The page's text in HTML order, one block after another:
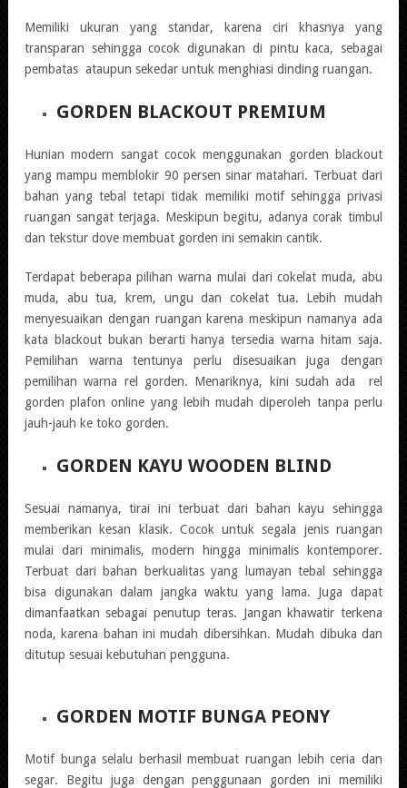
Memiliki ukuran yang standar, karena ciri khasnya yang
transparan sehingga cocok digunakan di pintu kaca, sebagai
pembatas ataupun sekedar untuk menghiasi dinding ruangan.
GORDEN BLACKOUT PREMIUM
Hunian modern sangat cocok menggunakan gorden blackout
yang mampu memblokir 90 persen sinar matahari. Terbuat dari
bahan yang tebal tetapi tidak memiliki motif sehingga privasi
ruangan sangat terjaga. Meskipun begitu, adanya corak timbul
dan tekstur dove membuat gorden ini semakin cantik.
Terdapat beberapa pilihan warna mulai dari cokelat muda, abu
muda, abu tua, krem, ungu dan cokelat tua. Lebih mudah
menyesuaikan dengan ruangan karena meskipun namanya ada
kata blackout bukan berarti hanya tersedia warna hitam saja.
Pemilihan warna tentunya perlu disesuaikan juga dengan
pemilihan warna rel gorden. Menariknya, kini sudah ada rel
gorden plafon online yang lebih mudah diperoleh tanpa perlu
jauh-jauh ke toko gorden.
GORDEN KAYU WOODEN BLIND
Sesuai namanya, tirai ini terbuat dari bahan kayu sehingga
memberikan kesan klasik. Cocok untuk segala jenis ruangan
mulai dari minimalis, modern hingga minimalis kontemporer.
Terbuat dari bahan berkualitas yang lumayan tebal sehingga
bisa digunakan dalam jangka waktu yang lama. Juga dapat
dimanfaatkan sebagai penutup teras. Jangan khawatir terkena
noda, karena bahan ini mudah dibersihkan. Mudah dibuka dan
ditutup sesuai kebutuhan pengguna.
GORDEN MOTIF BUNGA PEONY
Motif bunga selalu berhasil membuat ruangan lebih ceria dan
segar. Begitu juga dengan penggunaan gorden ini memiliki